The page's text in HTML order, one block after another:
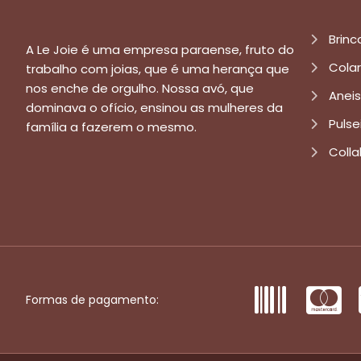
A Le Joie é uma empresa paraense, fruto do
trabalho com joias, que é uma herança que
nos enche de orgulho. Nossa avó, que
dominava o ofício, ensinou as mulheres da
família a fazerem o mesmo.
Aneis
Formas de pagamento: